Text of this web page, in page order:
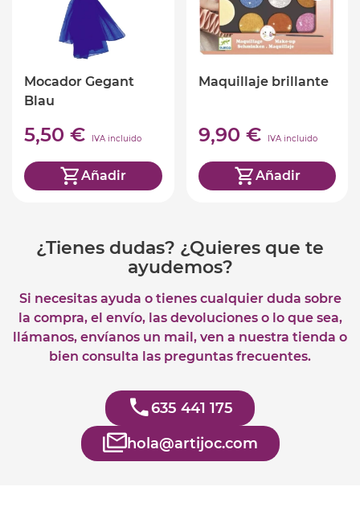
Mocador Gegant
Blau
5,50 € IVA incluido
Añadir
Maquillaje brillante
9,90 € IVA incluido
Añadir
¿Tienes dudas? ¿Quieres que te
ayudemos?
Si necesitas ayuda o tienes cualquier duda sobre
la compra, el envío, las devoluciones o lo que sea,
llámanos, envíanos un mail, ven a nuestra tienda o
bien consulta las preguntas frecuentes.
635 441 175
hola@artijoc.com